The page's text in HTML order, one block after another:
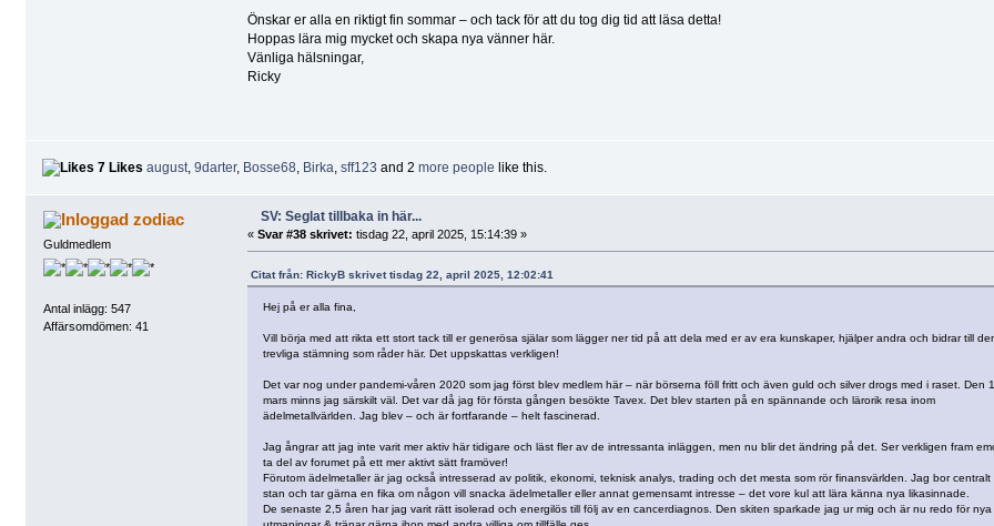
Önskar er alla en riktigt fin sommar – och tack för att du tog dig tid att läsa detta!
Hoppas lära mig mycket och skapa nya vänner här.
Vänliga hälsningar,
Ricky
7 Likes august, 9darter, Bosse68 Birka sff123 and 2 more people like this.
zodiac
Guldmedlem
Antal inlägg: 547
Affärsomdömen: 41
SV: Seglat tillbaka in här...
« Svar #38 skrivet: tisdag 22, april 2025, 15:14:39 »
Citat från: RickyB skrivet tisdag 22, april 2025, 12:02:41
Hej på er alla fina,
Vill börja med att rikta ett stort tack till er generösa själar som lägger ner tid på att dela med er av era kunskaper, hjälper andra och bidrar till
trevliga stämning som råder här. Det uppskattas verkligen!
Det var nog under pandemi-våren 2020 som jag först blev medlem här – när börserna föll fritt och även guld och silver drogs med i raset. Den
mars minns jag särskilt väl. Det var då jag för första gången besökte Tavex. Det blev starten på en spännande och lärorik resa inom
ädelmetallvärlden. Jag blev – och är fortfarande – helt fascinerad.
Jag ångrar att jag inte varit mer aktiv här tidigare och läst fler av de intressanta inläggen, men nu blir det ändring på det. Ser verkligen fram
ta del av forumet på ett mer aktivt sätt framöver!
Förutom ädelmetaller är jag också intresserad av politik, ekonomi, teknisk analys, trading och det mesta som rör finansvärlden. Jag bor centralt
stan och tar gärna en fika om någon vill snacka ädelmetaller eller annat gemensamt intresse – det vore kul att lära känna nya likasinnade.
De senaste 2,5 åren har jag varit rätt isolerad och energilös till följ av en cancerdiagnos. Den skiten sparkade jag ur mig och är nu redo för nya